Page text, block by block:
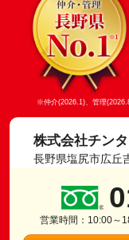
※仲介(2026.1)、管理
株式会社チン
長野県塩尻市広丘
営業時間：10:00～